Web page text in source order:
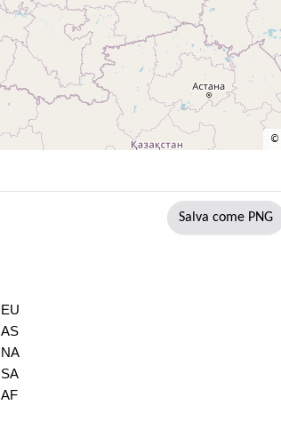
©
Salva come PNG
EU
AS
NA
SA
AF